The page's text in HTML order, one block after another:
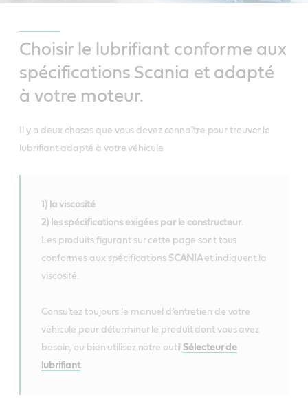
Choisir le lubrifiant conforme aux
spécifications Scania et adapté
à votre moteur.
Il y a deux choses que vous devez connaître pour trouver le
lubrifiant adapté à votre véhicule
1) la viscosité
2) les spécifications exigées par le constructeur
Les produits figurant sur cette page sont tous
conformes aux spécifications SCANIA et indiquent la
viscosité.
Consultez toujours le manuel d’entretien de votre
véhicule pour déterminer le produit dont vous avez
besoin, ou bien utilisez notre outil Sélecteur de
lubrifiant.